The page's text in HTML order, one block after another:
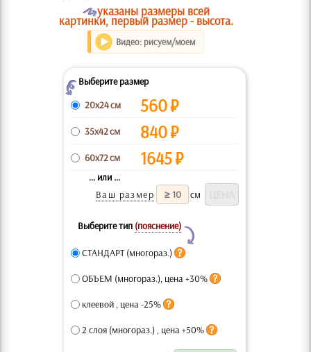
Oуказаны размеры всей
картинки, первый размер - высота.
Видео: рисуем/моем
ZВыберите размер
20x24 см
560₽
35x42 см 840₽
60x72 см 1645₽
... или ...
Ваш размер
см
Выберите тип (пояснение)
Y
СТАНДАРТ (многораз.)
ОБЪЕМ (многораз.), цена +30%
клеевой , цена -25%
2 слоя (многораз.) , цена +50%